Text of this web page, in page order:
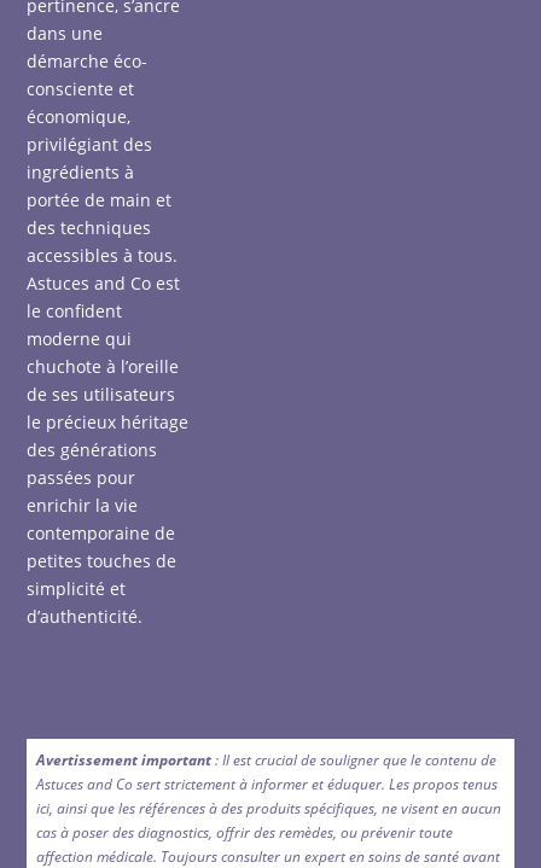
pertinence, s’ancre
dans une
démarche éco-
consciente et
économique,
privilégiant des
ingrédients à
portée de main et
des techniques
accessibles à tous.
Astuces and Co est
le confident
moderne qui
chuchote à l’oreille
de ses utilisateurs
le précieux héritage
des générations
passées pour
enrichir la vie
contemporaine de
petites touches de
simplicité et
d’authenticité.
Avertissement important: Il est crucial de souligner que le contenu de
Astuces and Co sert strictement à informer et éduquer. Les propos tenus
ici, ainsi que les références à des produits spécifiques, ne visent en aucun
cas à poser des diagnostics, offrir des remèdes, ou prévenir toute
affection médicale. Toujours consulter un expert en soins de santé avant